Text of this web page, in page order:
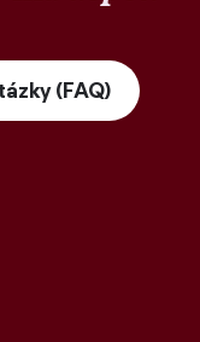
(FAQ)